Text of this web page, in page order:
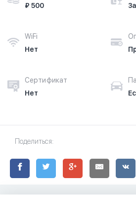
₽ 500
WiFi
Нет
Сертификат
Нет
Поделиться: